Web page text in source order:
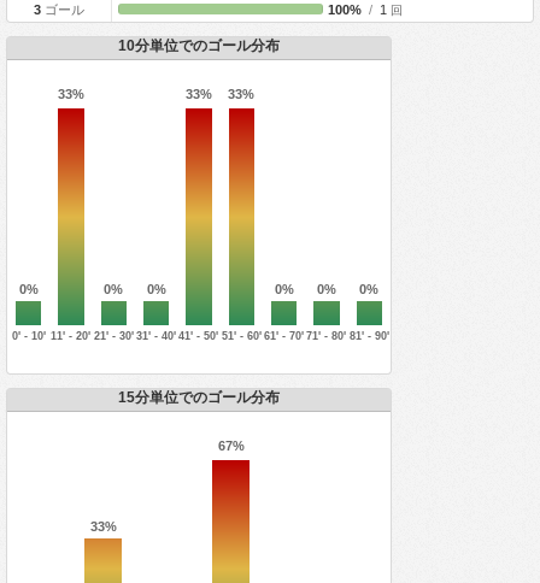
3 ゴール 100% /1 回
10分単位でのゴール分布
0%
33%
0% 0%
33% 33%
0% 0% 0%
0' - 10' 11' - 20' 21' - 30' 31' - 40' 41' - 50' 51' - 60' 61' - 70' 71' - 80' 81' - 90'
15分単位でのゴール分布
33%
67%